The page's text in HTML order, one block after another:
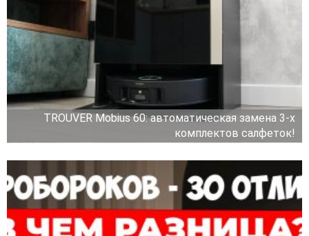
TROUVER Mobius 60: автоматическая замена 3-х
комплектов салфеток!